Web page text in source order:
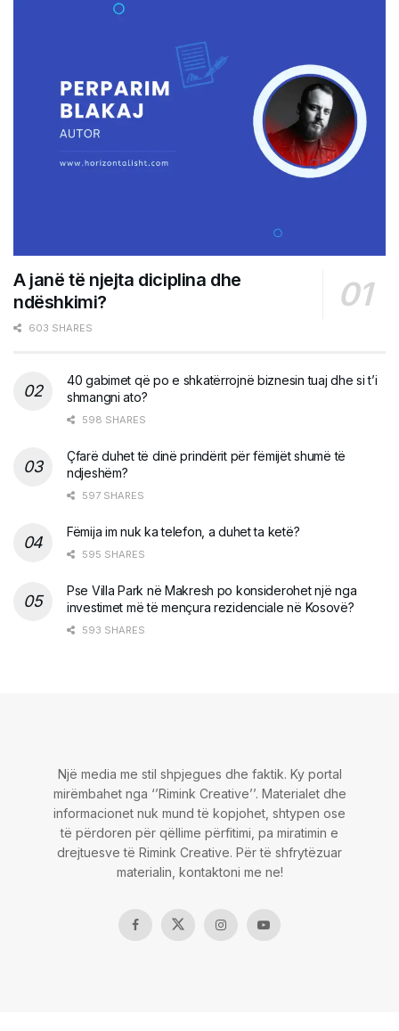
A janë të njejta diciplina dhe
ndëshkimi?
603 SHARES
40 gabimet që po e shkatërrojnë biznesin tuaj dhe si t’i
shmangni ato?
598 SHARES
Çfarë duhet të dinë prindërit për fëmijët shumë të
ndjeshëm?
597 SHARES
Fëmija im nuk ka telefon, a duhet ta ketë?
595 SHARES
Pse Villa Park në Makresh po konsiderohet një nga
investimet më të mençura rezidenciale në Kosovë?
593 SHARES
Një media me stil shpjegues dhe faktik. Ky portal
mirëmbahet nga ‘’Rimink Creative’’. Materialet dhe
informacionet nuk mund të kopjohet, shtypen ose
të përdoren për qëllime përfitimi, pa miratimin e
drejtuesve të Rimink Creative. Për të shfrytëzuar
materialin, kontaktoni me ne!